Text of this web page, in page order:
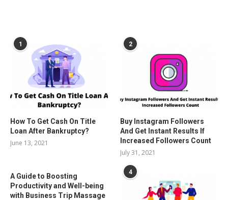
1
How To Get Cash On Title
Loan After Bankruptcy?
June 13, 2021
2
Buy Instagram Followers
And Get Instant Results If
Increased Followers Count
July 31, 2021
A Guide to Boosting
Productivity and Well-being
with Business Trip Massage
4